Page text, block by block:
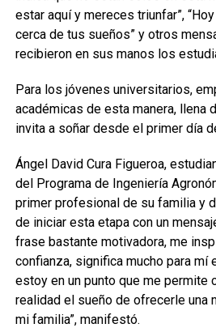
estar aquí y mereces triunfar”,
cerca de tus sueños” y otros
recibieron en sus manos los
Para los jóvenes universitarios,
académicas de esta manera, llena
invita a soñar desde el primer día
Ángel David Cura Figueroa,
del Programa de Ingeniería
primer profesional de su familia y
de iniciar esta etapa con un
frase bastante motivadora, me
confianza, significa mucho para mí
estoy en un punto que me permite
realidad el sueño de ofrecerle una
mi familia”, manifestó.